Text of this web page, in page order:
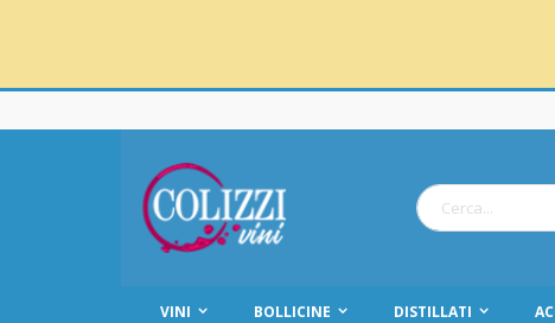
al
Cerca
VINI BOLLICINE DISTILLATI